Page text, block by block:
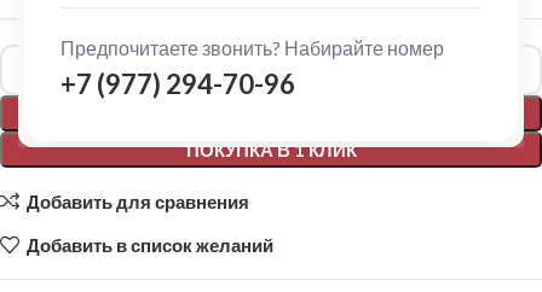
Предпочитаете звонить? Набирайте номер
+7 (977) 294-70-96
ПОКУПКА В 1 КЛИК
Alternative:
Добавить для сравнения
Добавить в список желаний